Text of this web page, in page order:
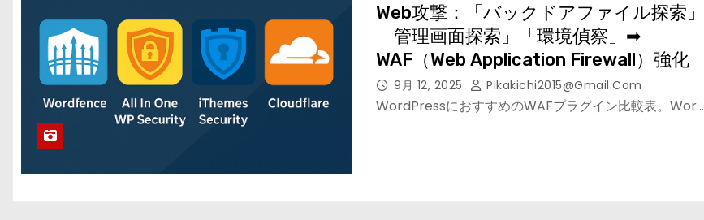
Web攻撃：「バックドアファイル探索」
「管理画面探索」「環境偵察」➡
WAF（Web Application Firewall）強化
9月 12, 2025 Pikakichi2015@gmail.com
WordPressにおすすめのWAFプラグイン比較表。Wor…